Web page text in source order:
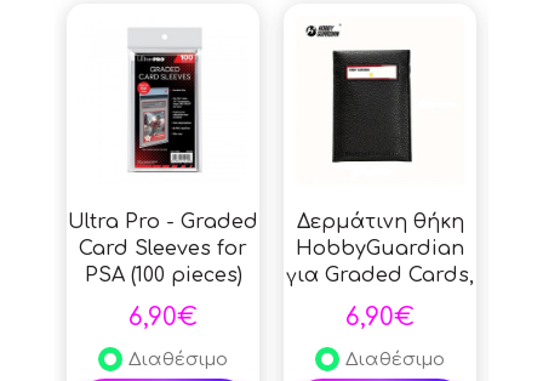
Ultra Pro - Graded
Card Sleeves for
PSA (100 pieces)
6,90€
Διαθέσιμο
Δερμάτινη θήκη
HobbyGuardian
για Graded Cards,
Συλλογή
StreetRules για
PSA, BGS Slabs,
6,90€
Διαθέσιμο